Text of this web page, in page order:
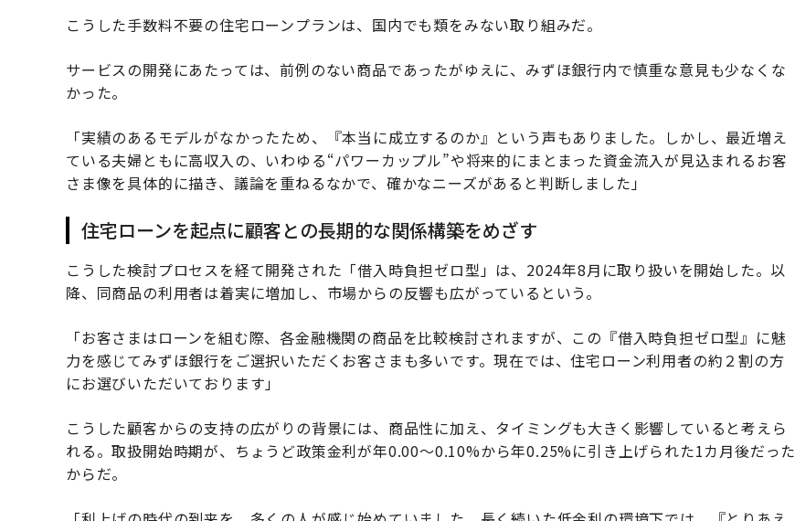
こうした手数料不要の住宅ローンプランは、国内でも類をみない取り組みだ。
サービスの開発にあたっては、前例のない商品であったがゆえに、みずほ銀行内で慎重な意見も少なくな
かった。
「実績のあるモデルがなかったため、『本当に成立するのか』という声もありました。しかし、最近増え
ている夫婦ともに高収入の、いわゆる“パワーカップル”や将来的にまとまった資金流入が見込まれるお客
さま像を具体的に描き、議論を重ねるなかで、確かなニーズがあると判断しました」
住宅ローンを起点に顧客との長期的な関係構築をめざす
こうした検討プロセスを経て開発された「借入時負担ゼロ型」は、2024年8月に取り扱いを開始した。以
降、同商品の利用者は着実に増加し、市場からの反響も広がっているという。
「お客さまはローンを組む際、各金融機関の商品を比較検討されますが、この『借入時負担ゼロ型』に魅
力を感じてみずほ銀行をご選択いただくお客さまも多いです。現在では、住宅ローン利用者の約２割の方
にお選びいただいております」
こうした顧客からの支持の広がりの背景には、商品性に加え、タイミングも大きく影響していると考えら
れる。取扱開始時期が、ちょうど政策金利が年0.00〜0.10%から年0.25%に引き上げられた1カ月後だった
からだ。